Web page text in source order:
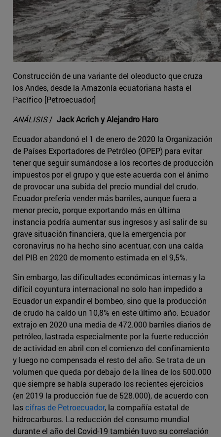
Construcción de una variante del oleoducto que cruza
los Andes, desde la Amazonía ecuatoriana hasta el
Pacífico [Petroecuador]
ANÁLISIS/ Jack Acrich y Alejandro Haro
Ecuador abandonó el 1 de enero de 2020 la Organización
de Países Exportadores de Petróleo (OPEP) para evitar
tener que seguir sumándose a los recortes de producción
impuestos por el grupo y que este acuerda con el ánimo
de provocar una subida del precio mundial del crudo.
Ecuador prefería vender más barriles, aunque fuera a
menor precio, porque exportando más en última
instancia podría aumentar sus ingresos y así salir de su
grave situación financiera, que la emergencia por
coronavirus no ha hecho sino acentuar, con una caída
del PIB en 2020 de momento estimada en el 9,5%.
Sin embargo, las dificultades económicas internas y la
difícil coyuntura internacional no solo han impedido a
Ecuador un expandir el bombeo, sino que la producción
de crudo ha caído un 10,8% en este último año. Ecuador
extrajo en 2020 una media de 472.000 barriles diarios de
petróleo, lastrada especialmente por la fuerte reducción
de actividad en abril con el comienzo del confinamiento
y luego no compensada el resto del año. Se trata de un
volumen que queda por debajo de la línea de los 500.000
que siempre se había superado los recientes ejercicios
(en 2019 la producción fue de 528.000), de acuerdo con
lascifras de Petroecuador, la compañía estatal de
hidrocarburos. La reducción del consumo mundial
durante el año del Covid-19 también tuvo su correlación